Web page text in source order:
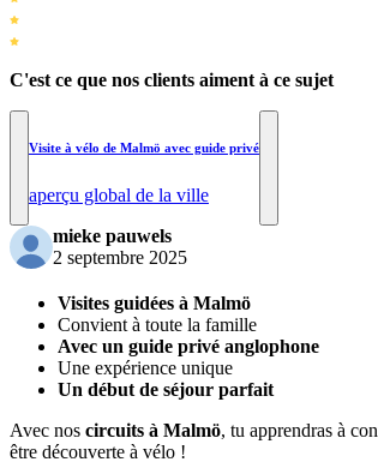
C'est ce que nos clients aiment à ce sujet
Visite à vélo de Malmö avec guide privé
aperçu global de la ville
mieke pauwels
2 septembre 2025
Visites guidées à Malmö
Convient à toute la famille
Avec un guide privé anglophone
Une expérience unique
Un début de séjour parfait
Avec nos circuits à Malmö, tu apprendras à
être découverte à vélo !